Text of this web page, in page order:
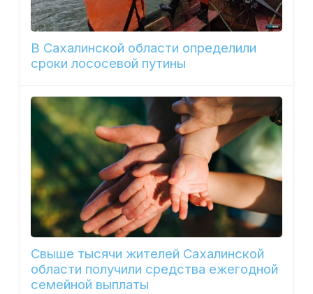
В Сахалинской области определили
сроки лососевой путины
Свыше тысячи жителей Сахалинской
области получили средства ежегодной
семейной выплаты